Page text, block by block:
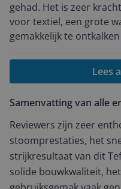
gehad. Het is zeer
voor textiel, een grote
gemakkelijk te
парогенератора! ILees
Samenvatting van alle
Reviewers zijn zeer
stoomprestaties, het
strijkresultaat van dit
solide bouwkwaliteit,